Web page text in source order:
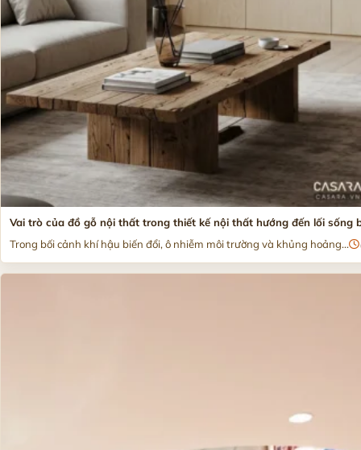
Vai trò của đồ gỗ nội thất trong thiết kế nội thất hướng đến lối sống
Trong bối cảnh khí hậu biến đổi, ô nhiễm môi trường và khủng hoảng...